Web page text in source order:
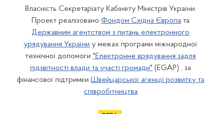
Власність Секретаріату Кабінету Міністрів України.
Проект реалізовано Фондом Східна Європа та
Державним агентством з питань електронного
урядування України у межах програми міжнародної
технічної допомоги "Електронне врядування задля
підзвітності влади та участі громади" (EGAP) , за
фінансової підтримки Швейцарської агенції розвитку та
співробітництва